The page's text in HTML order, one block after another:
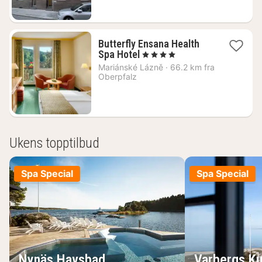
Butterfly Ensana Health
Spa Hotel 1
natt
, 4 Stjerner
Mariánské Lázně · 66.2 km fra
Oberpfalz
Ukens topptilbud
Spa Special Spa Special